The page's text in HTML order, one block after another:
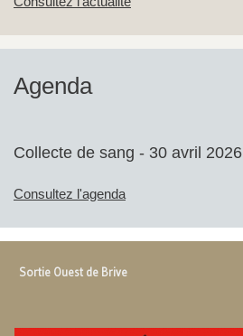
Agenda
Collecte de sang - 30 avril 2026
Consultez l'agenda
Sortie Ouest de Brive